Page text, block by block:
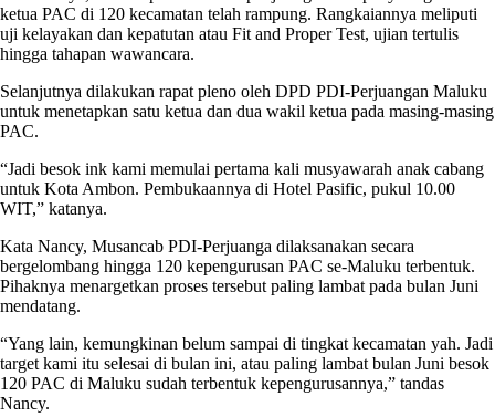
ketua PAC di 120 kecamatan telah rampung. Rangkaiannya meliputi
uji kelayakan dan kepatutan atau Fit and Proper Test, ujian tertulis
hingga tahapan wawancara.
Selanjutnya dilakukan rapat pleno oleh DPD PDI-Perjuangan Maluku
untuk menetapkan satu ketua dan dua wakil ketua pada masing-masing
PAC.
“Jadi besok ink kami memulai pertama kali musyawarah anak cabang
untuk Kota Ambon. Pembukaannya di Hotel Pasific, pukul 10.00
WIT,” katanya.
Kata Nancy, Musancab PDI-Perjuanga dilaksanakan secara
bergelombang hingga 120 kepengurusan PAC se-Maluku terbentuk.
Pihaknya menargetkan proses tersebut paling lambat pada bulan Juni
mendatang.
“Yang lain, kemungkinan belum sampai di tingkat kecamatan yah. Jadi
target kami itu selesai di bulan ini, atau paling lambat bulan Juni besok
120 PAC di Maluku sudah terbentuk kepengurusannya,” tandas
Nancy.